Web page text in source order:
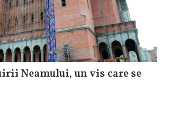
Neamului, un vis care se